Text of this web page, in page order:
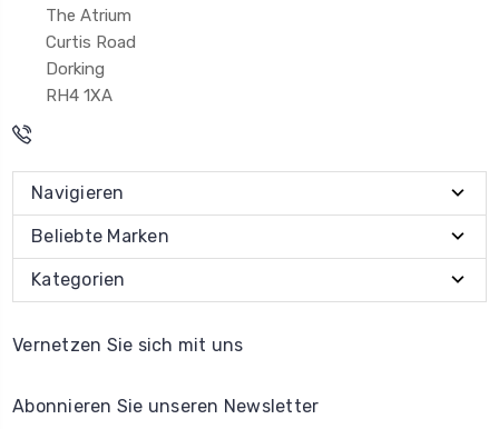
The Atrium
Curtis Road
Dorking
RH4 1XA
Navigieren
Beliebte Marken
Kategorien
Vernetzen Sie sich mit uns
Abonnieren Sie unseren Newsletter